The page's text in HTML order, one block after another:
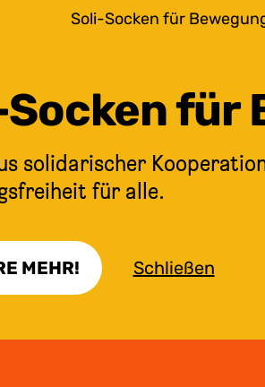
Soli-Socken für
für
solidarischer
für alle.
MEHR! Schließen